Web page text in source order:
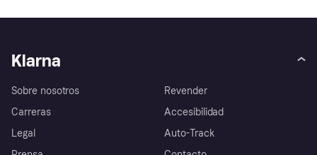
Klarna
Sobre nosotros
Carreras
Legal
Revender
Accesibilidad
Auto-Track